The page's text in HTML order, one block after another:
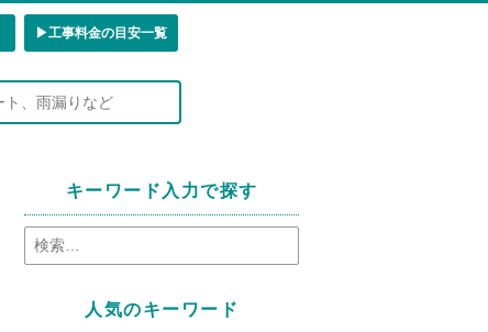
▶︎工事料金の目安一覧
キーワード入力で探す
人気のキーワード